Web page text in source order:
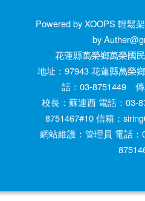
Powered by XOOPS 輕鬆
by
花蓮縣萬榮鄉萬榮國
地址：97943 花蓮縣萬榮
話：03-8751449 傳
校長：蘇連西 電話：03-
8751467#10 信箱：
網站維護：管理員 電話：